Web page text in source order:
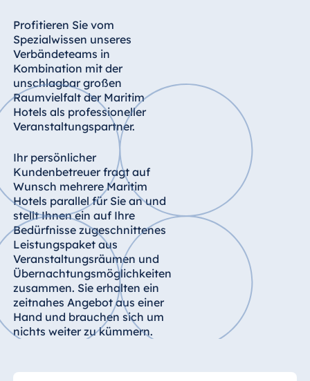
Profitieren Sie vom
Spezialwissen unseres
Verbändeteams in
Kombination mit der
unschlagbar großen
Raumvielfalt der Maritim
Hotels als professioneller
Veranstaltungspartner.
Ihr persönlicher
Kundenbetreuer fragt auf
Wunsch mehrere Maritim
Hotels parallel für Sie an und
stellt Ihnen ein auf Ihre
Bedürfnisse zugeschnittenes
Leistungspaket aus
Veranstaltungsräumen und
Übernachtungsmöglichkeiten
zusammen. Sie erhalten ein
zeitnahes Angebot aus einer
Hand und brauchen sich um
nichts weiter zu kümmern.